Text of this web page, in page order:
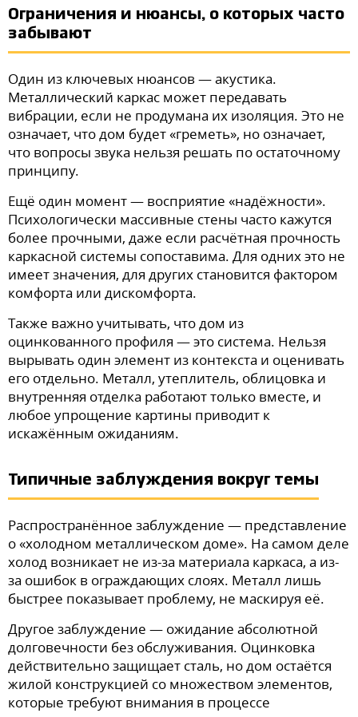
Ограничения и нюансы, о которых часто
забывают
Один из ключевых нюансов — акустика.
Металлический каркас может передавать
вибрации, если не продумана их изоляция. Это не
означает, что дом будет «греметь», но означает,
что вопросы звука нельзя решать по остаточному
принципу.
Ещё один момент — восприятие «надёжности».
Психологически массивные стены часто кажутся
более прочными, даже если расчётная прочность
каркасной системы сопоставима. Для одних это не
имеет значения, для других становится фактором
комфорта или дискомфорта.
Также важно учитывать, что дом из
оцинкованного профиля — это система. Нельзя
вырывать один элемент из контекста и оценивать
его отдельно. Металл, утеплитель, облицовка и
внутренняя отделка работают только вместе, и
любое упрощение картины приводит к
искажённым ожиданиям.
Типичные заблуждения вокруг темы
Распространённое заблуждение — представление
о «холодном металлическом доме». На самом деле
холод возникает не из-за материала каркаса, а из-
за ошибок в ограждающих слоях. Металл лишь
быстрее показывает проблему, не маскируя её.
Другое заблуждение — ожидание абсолютной
долговечности без обслуживания. Оцинковка
действительно защищает сталь, но дом остаётся
жилой конструкцией со множеством элементов,
которые требуют внимания в процессе